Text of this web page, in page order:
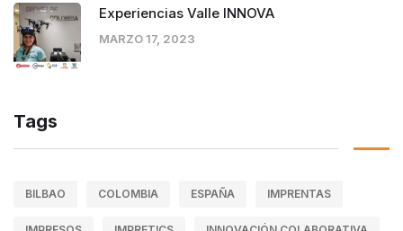
Experiencias Valle INNOVA
MARZO 17, 2023
Tags
BILBAO COLOMBIA ESPAÑA IMPRENTAS